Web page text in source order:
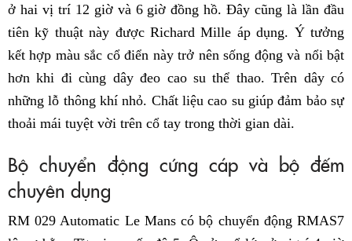
ở hai vị trí 12 giờ và 6 giờ đồng hồ. Đây cũng là lần đầu
tiên kỹ thuật này được Richard Mille áp dụng. Ý tưởng
kết hợp màu sắc cổ điển này trở nên sống động và nổi bật
hơn khi đi cùng dây đeo cao su thể thao. Trên dây có
những lỗ thông khí nhỏ. Chất liệu cao su giúp đảm bảo sự
thoải mái tuyệt vời trên cổ tay trong thời gian dài.
Bộ chuyển động cứng cáp và bộ đếm
chuyên dụng
RM 029 Automatic Le Mans có bộ chuyển động RMAS7